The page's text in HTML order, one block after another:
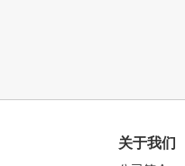
关于我们